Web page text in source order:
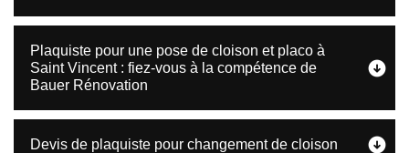
Plaquiste pour une pose de cloison et placo à
Saint Vincent : fiez-vous à la compétence de
Bauer Rénovation
Devis de plaquiste pour changement de cloison